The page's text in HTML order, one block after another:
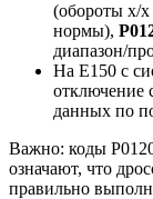
(обороты х/
нормы),
диапазон/
На E150 с
отключение
данных по
Важно: коды
означают, что
правильно